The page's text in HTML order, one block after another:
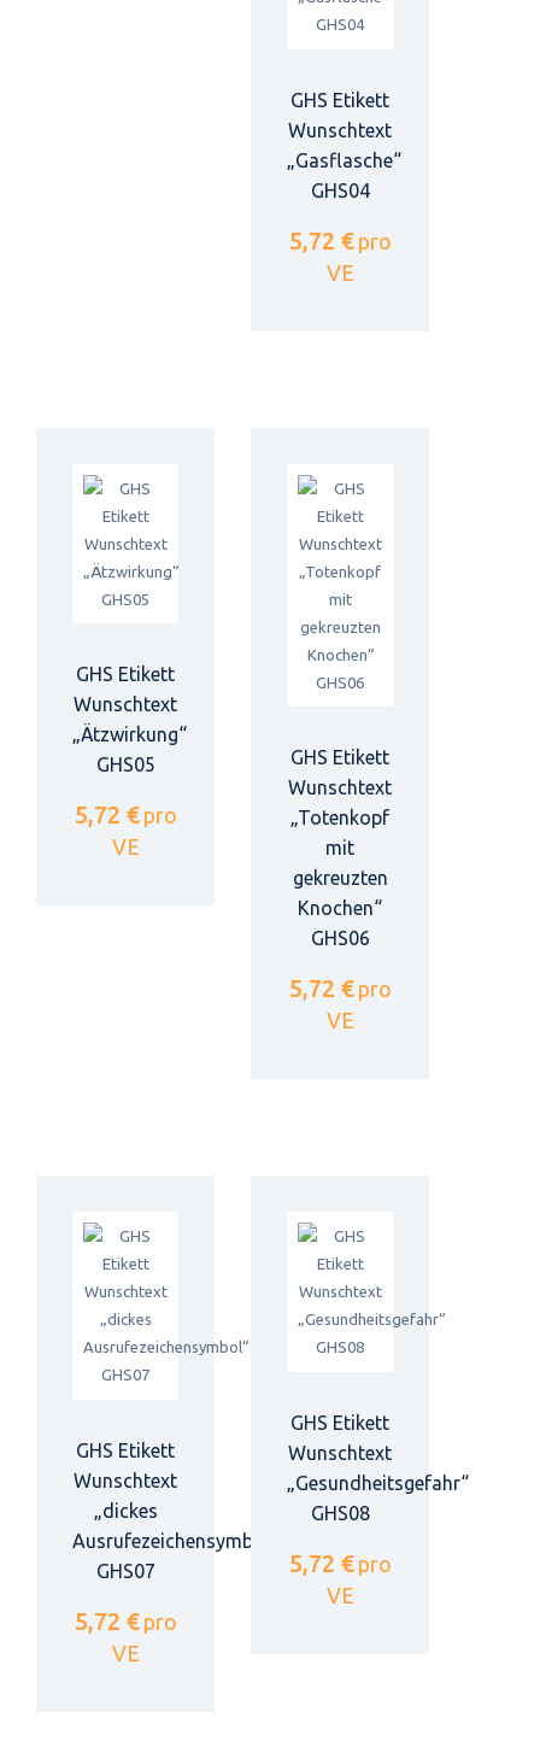
GHS Etikett
Wunschtext
„Gasflasche“
GHS04
5,72 € pro
VE
GHS Etikett
Wunschtext
„Ätzwirkung“
GHS05
5,72 € pro
VE
GHS Etikett
Wunschtext
„Totenkopf
mit
gekreuzten
Knochen“
GHS06
5,72 € pro
VE
GHS Etikett
Wunschtext
„dickes
Ausrufezeichensymbol“
GHS07
5,72 € pro
VE
GHS Etikett
Wunschtext
„Gesundheitsgefahr“
GHS08
5,72 € pro
VE